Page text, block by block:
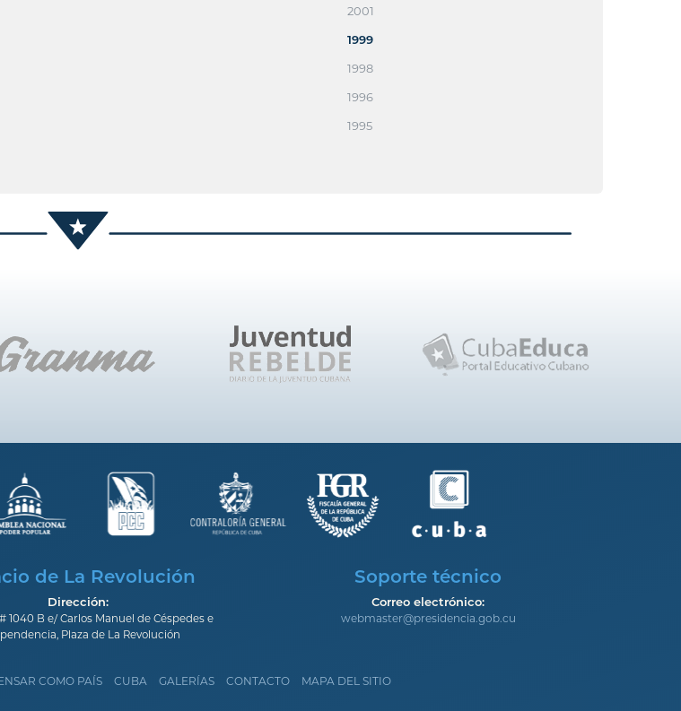
2001
1999
1998
1996
1995
de La Revolución
Dirección:
1040 B e/ Carlos Manuel de Céspedes e
Plaza de La Revolución
Soporte técnico
Correo electrónico:
webmaster@presidencia.gob.cu
COMO PAÍS CUBA GALERÍAS CONTACTO MAPA DEL SITIO